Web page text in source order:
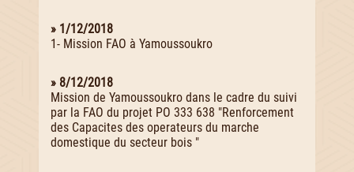
» 1/12/2018
1- Mission FAO à Yamoussoukro
» 8/12/2018
Mission de Yamoussoukro dans le cadre du suivi
par la FAO du projet PO 333 638 "Renforcement
des Capacites des operateurs du marche
domestique du secteur bois "